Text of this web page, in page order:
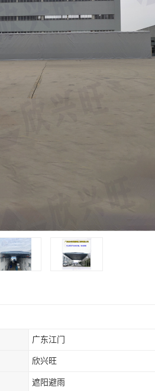
广东江门
欣兴旺
遮阳避雨